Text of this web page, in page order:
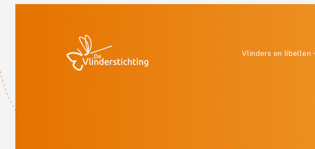
Vlinders en libellen